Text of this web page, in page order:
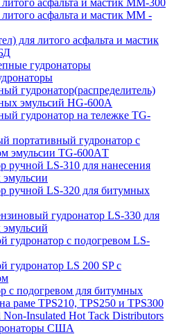
асфальта и мастик MM-300
асфальта и мастик MM -
для литого асфальта и мастик
гудронаторы
гудронатор(распределитель)
эмульсий HG-600A
гудронатор на тележке TG-
портативный гудронатор с
эмульсии TG-600AТ
ручной LS-310 для нанесения
ручной LS-320 для битумных
гудронатор LS-330 для
гудронатор с подогревом LS-
гудронатор LS 200 SP с
с подогревом для битумных
раме TPS210, TPS250 и TPS300
Non-Insulated Hot Tack Distributors
США